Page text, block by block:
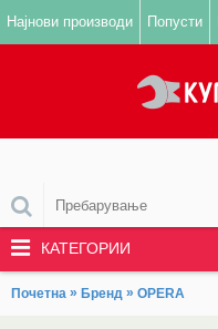
Најнови производи Попусти
КАТЕГОРИИ
Почетна » Бренд » OPERA